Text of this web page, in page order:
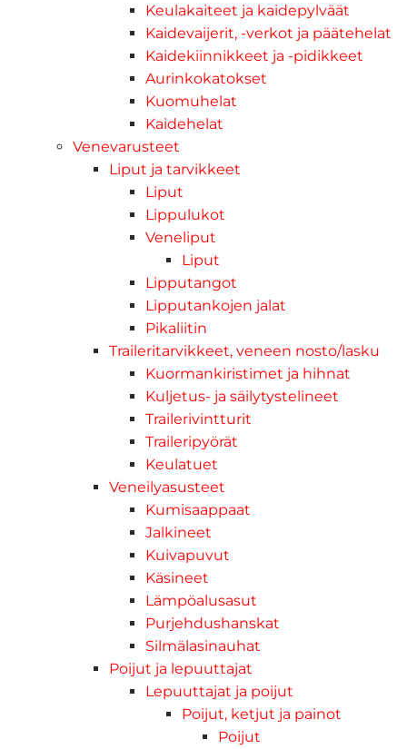
Keulakaiteet ja kaidepylväät
Kaidevaijerit, -verkot ja päätehelat
Kaidekiinnikkeet ja -pidikkeet
Aurinkokatokset
Kuomuhelat
Kaidehelat
Venevarusteet
Liput ja tarvikkeet
Liput
Lippulukot
Veneliput
Liput
Lipputangot
Lipputankojen jalat
Pikaliitin
Traileritarvikkeet, veneen nosto/lasku
Kuormankiristimet ja hihnat
Kuljetus- ja säilytystelineet
Trailerivintturit
Traileripyörät
Keulatuet
Veneilyasusteet
Kumisaappaat
Jalkineet
Kuivapuvut
Käsineet
Lämpöalusasut
Purjehdushanskat
Silmälasinauhat
Poijut ja lepuuttajat
Lepuuttajat ja poijut
Poijut, ketjut ja painot
Poijut